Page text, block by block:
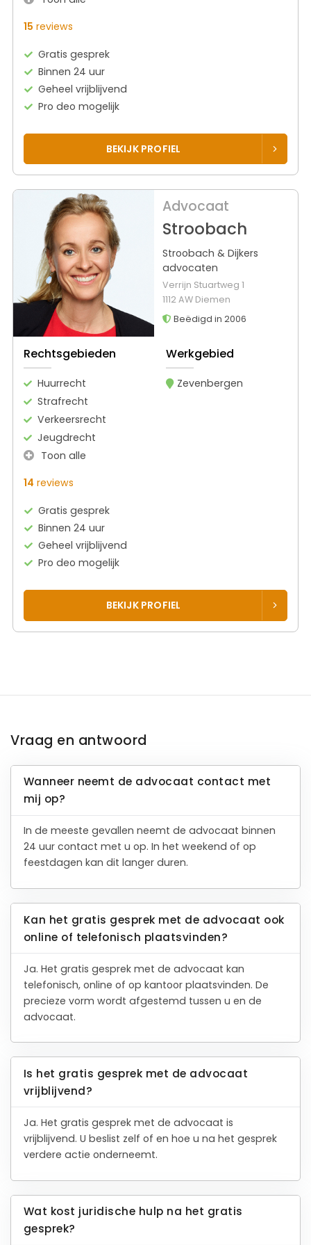
15 reviews
Gratis gesprek
Binnen 24 uur
Geheel vrijblijvend
Pro deo mogelijk
BEKIJK PROFIEL
Advocaat
Stroobach
Stroobach & Dijkers
advocaten
Verrijn Stuartweg 1
1112 AW Diemen
Beëdigd in 2006
Rechtsgebieden
Huurrecht
Strafrecht
Verkeersrecht
Jeugdrecht
Toon alle
Werkgebied
Zevenbergen
14 reviews
Gratis gesprek
Binnen 24 uur
Geheel vrijblijvend
Pro deo mogelijk
BEKIJK PROFIEL
Vraag en antwoord
Wanneer neemt de advocaat contact met
mij op?
In de meeste gevallen neemt de advocaat binnen
24 uur contact met u op. In het weekend of op
feestdagen kan dit langer duren.
Kan het gratis gesprek met de advocaat ook
online of telefonisch plaatsvinden?
Ja. Het gratis gesprek met de advocaat kan
telefonisch, online of op kantoor plaatsvinden. De
precieze vorm wordt afgestemd tussen u en de
advocaat.
Is het gratis gesprek met de advocaat
vrijblijvend?
Ja. Het gratis gesprek met de advocaat is
vrijblijvend. U beslist zelf of en hoe u na het gesprek
verdere actie onderneemt.
Wat kost juridische hulp na het gratis
gesprek?